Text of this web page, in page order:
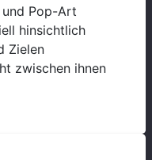
Pop-Art
hinsichtlich
Zielen
zwischen ihnen